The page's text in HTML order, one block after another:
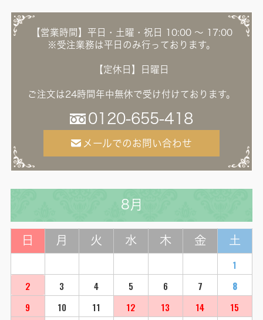
【営業時間】平日・土曜・祝日 10:00 ～ 17:00
※受注業務は平日のみ行っております。
【定休日】日曜日
ご注文は24時間年中無休で受け付けております。
0120-655-418
メールでのお問い合わせ
8月
日 月 火 水 木 金 土
1
2
3 4 5 6 7
8
9
10 11 12 13 14
15